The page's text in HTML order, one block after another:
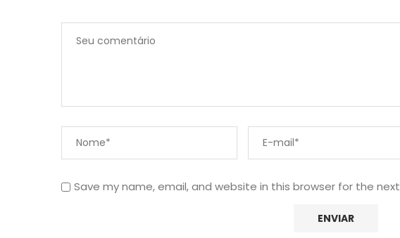
Save my name, email, and website in this browser for the